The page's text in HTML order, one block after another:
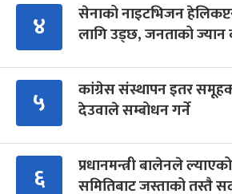
४
सेनाको नाइटभिजन
लागि उड्छ, जनताको
५
कांग्रेस संस्थापन इतर
देउवाले सम्बोधन गर्ने
६
प्रधानमन्त्री बालेनले
समितिबाट जस्ताको तस्तै